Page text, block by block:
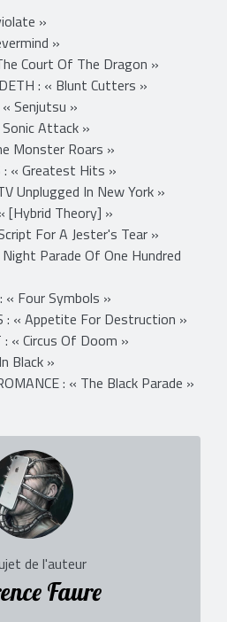
»
»
Court Of The Dragon »
: « Blunt Cutters »
Senjutsu »
Attack »
Monster Roars »
: « Greatest Hits »
Unplugged In New York »
[Hybrid Theory] »
For A Jester's Tear »
Parade Of One Hundred
« Four Symbols »
: « Appetite For Destruction »
: « Circus Of Doom »
Black »
: « The Black Parade »
de l'auteur
Faure